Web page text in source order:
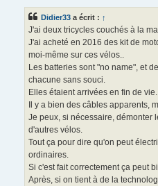
Didier33 a écrit : ↑
J'ai deux tricycles couchés à la
J'ai acheté en 2016 des kit de
moi-même sur ces vélos..
Les batteries sont "no name", et
chacune sans souci.
Elles étaient arrivées en fin de vie.
Il y a bien des câbles apparents,
Je peux, si nécessaire, démonter
d'autres vélos.
Tout ça pour dire qu'on peut
ordinaires.
Si c'est fait correctement ça peut
Après, si on tient à de la